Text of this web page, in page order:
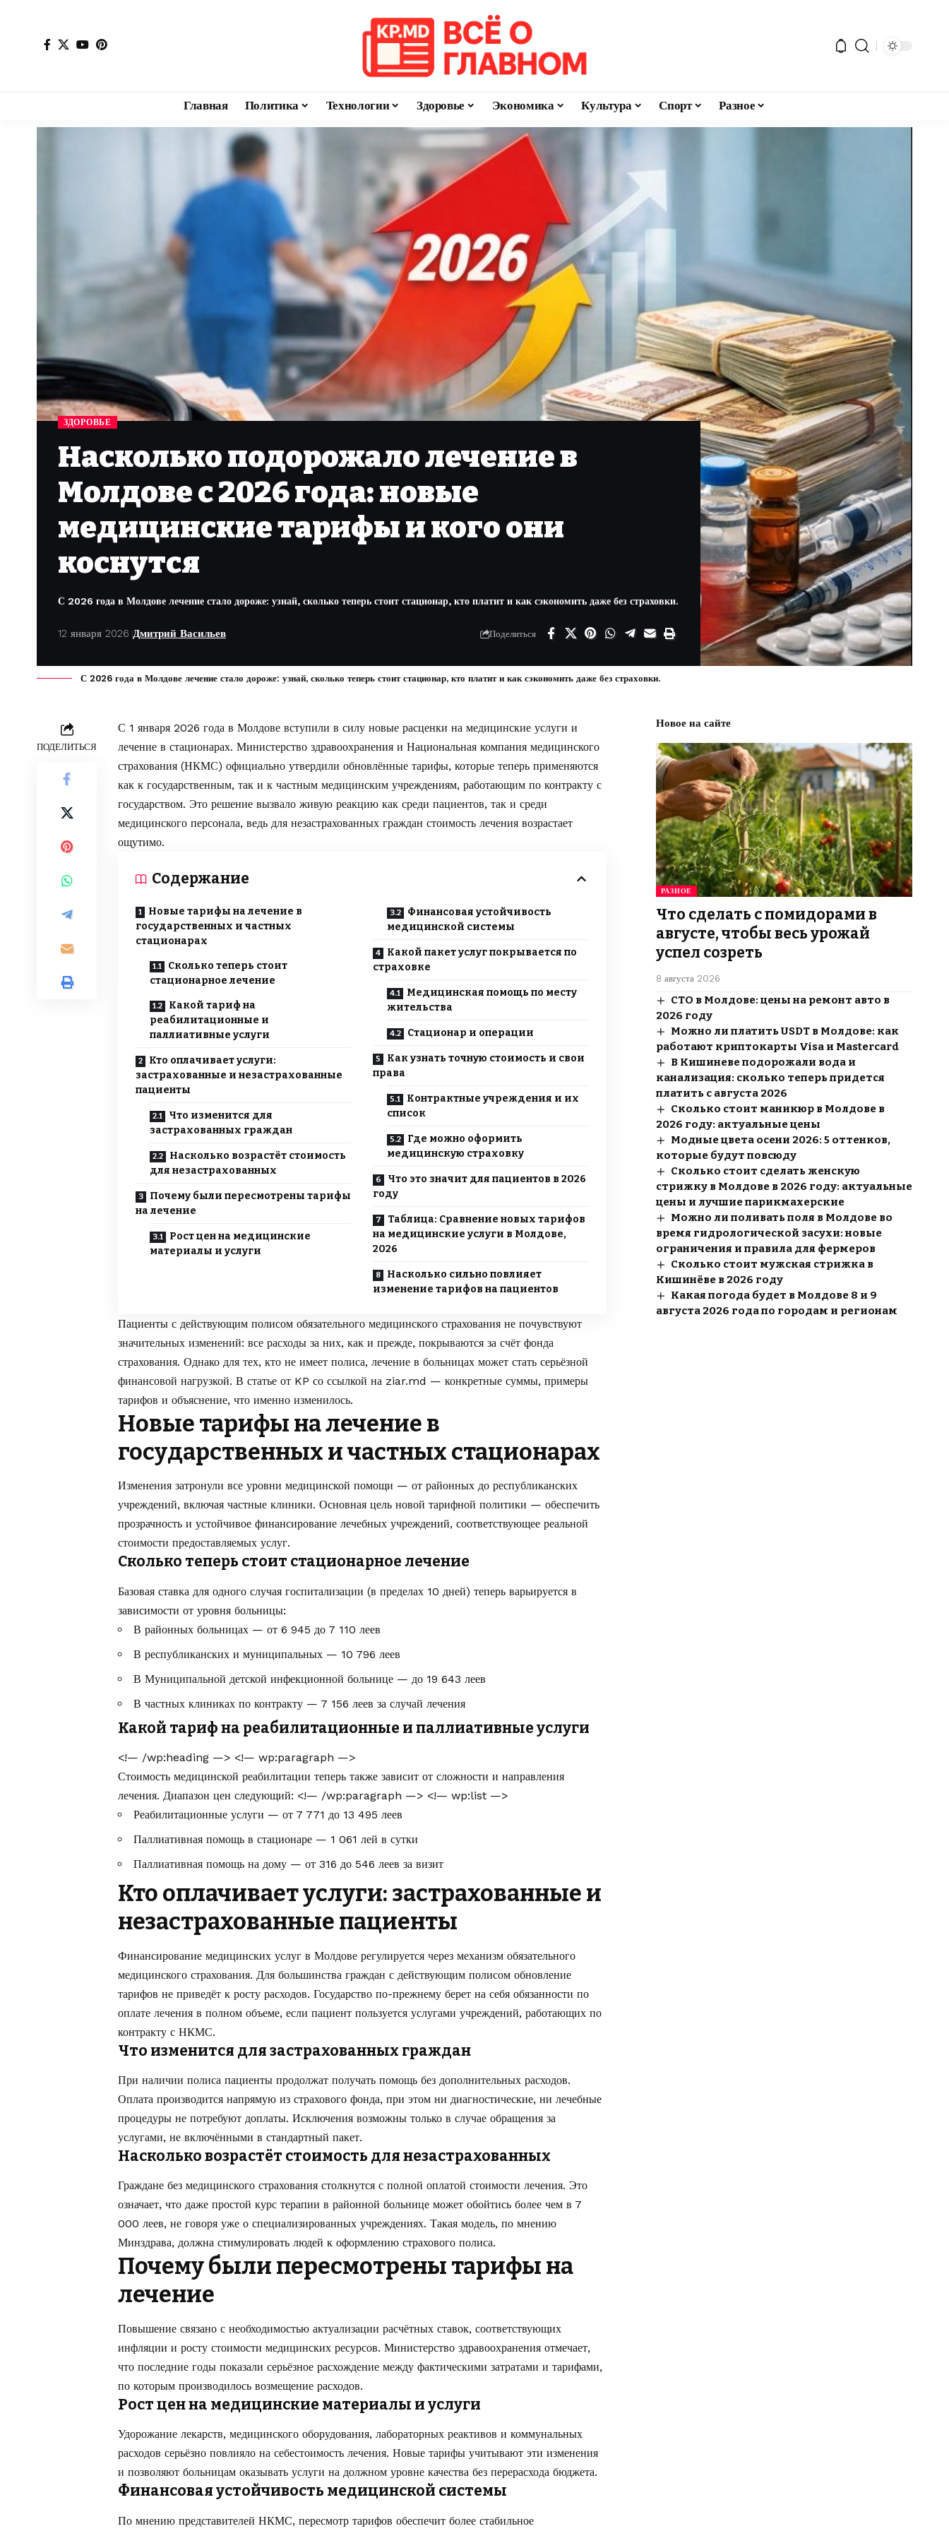
Главная Политика Технологии Здоровье Экономика Культура Спорт Разное
ЗДОРОВЬЕ
Насколько подорожало лечение в
Молдове с 2026 года: новые
медицинские тарифы и кого они
коснутся
С 2026 года в Молдове лечение стало дороже: узнай, сколько теперь стоит стационар, кто платит и как сэкономить даже без страховки.
12 января 2026 Дмитрий Васильев Поделиться
С 2026 года в Молдове лечение стало дороже: узнай, сколько теперь стоит стационар, кто платит и как сэкономить даже без страховки.
ПОДЕЛИТЬСЯ
С 1 января 2026 года в Молдове вступили в силу новые расценки на медицинские услуги и
лечение в стационарах. Министерство здравоохранения и Национальная компания медицинского
страхования (НКМС) официально утвердили обновлённые тарифы, которые теперь применяются
как к государственным, так и к частным медицинским учреждениям, работающим по контракту с
государством. Это решение вызвало живую реакцию как среди пациентов, так и среди
медицинского персонала, ведь для незастрахованных граждан стоимость лечения возрастает
ощутимо.
Содержание
Новые тарифы на лечение в
государственных и частных
стационарах
Сколько теперь стоит
стационарное лечение
Какой тариф на
реабилитационные и
паллиативные услуги
Кто оплачивает услуги:
застрахованные и незастрахованные
пациенты
Что изменится для
застрахованных граждан
Насколько возрастёт стоимость
для незастрахованных
Почему были пересмотрены тарифы
на лечение
Рост цен на медицинские
материалы и услуги
Финансовая устойчивость
медицинской системы
Какой пакет услуг покрывается по
страховке
Медицинская помощь по месту
жительства
Стационар и операции
Как узнать точную стоимость и свои
права
Контрактные учреждения и их
список
Где можно оформить
медицинскую страховку
Что это значит для пациентов в 2026
году
Таблица: Сравнение новых тарифов
на медицинские услуги в Молдове,
2026
Насколько сильно повлияет
изменение тарифов на пациентов
Пациенты с действующим полисом обязательного медицинского страхования не почувствуют
значительных изменений: все расходы за них, как и прежде, покрываются за счёт фонда
страхования. Однако для тех, кто не имеет полиса, лечение в больницах может стать серьёзной
финансовой нагрузкой. В статье от KP со ссылкой на ziar.md — конкретные суммы, примеры
тарифов и объяснение, что именно изменилось.
Новые тарифы на лечение в
государственных и частных стационарах
Изменения затронули все уровни медицинской помощи — от районных до республиканских
учреждений, включая частные клиники. Основная цель новой тарифной политики — обеспечить
прозрачность и устойчивое финансирование лечебных учреждений, соответствующее реальной
стоимости предоставляемых услуг.
Сколько теперь стоит стационарное лечение
Базовая ставка для одного случая госпитализации (в пределах 10 дней) теперь варьируется в
зависимости от уровня больницы:
В районных больницах — от 6 945 до 7 110 леев
В республиканских и муниципальных — 10 796 леев
В Муниципальной детской инфекционной больнице — до 19 643 леев
В частных клиниках по контракту — 7 156 леев за случай лечения
Какой тариф на реабилитационные и паллиативные услуги
<!— /wp:heading —> <!— wp:paragraph —>
Стоимость медицинской реабилитации теперь также зависит от сложности и направления
лечения. Диапазон цен следующий: <!— /wp:paragraph —> <!— wp:list —>
Реабилитационные услуги — от 7 771 до 13 495 леев
Паллиативная помощь в стационаре — 1 061 лей в сутки
Паллиативная помощь на дому — от 316 до 546 леев за визит
Кто оплачивает услуги: застрахованные и
незастрахованные пациенты
Финансирование медицинских услуг в Молдове регулируется через механизм обязательного
медицинского страхования. Для большинства граждан с действующим полисом обновление
тарифов не приведёт к росту расходов. Государство по-прежнему берет на себя обязанности по
оплате лечения в полном объеме, если пациент пользуется услугами учреждений, работающих по
контракту с НКМС.
Что изменится для застрахованных граждан
При наличии полиса пациенты продолжат получать помощь без дополнительных расходов.
Оплата производится напрямую из страхового фонда, при этом ни диагностические, ни лечебные
процедуры не потребуют доплаты. Исключения возможны только в случае обращения за
услугами, не включёнными в стандартный пакет.
Насколько возрастёт стоимость для незастрахованных
Граждане без медицинского страхования столкнутся с полной оплатой стоимости лечения. Это
означает, что даже простой курс терапии в районной больнице может обойтись более чем в 7
000 леев, не говоря уже о специализированных учреждениях. Такая модель, по мнению
Минздрава, должна стимулировать людей к оформлению страхового полиса.
Почему были пересмотрены тарифы на
лечение
Повышение связано с необходимостью актуализации расчётных ставок, соответствующих
инфляции и росту стоимости медицинских ресурсов. Министерство здравоохранения отмечает,
что последние годы показали серьёзное расхождение между фактическими затратами и тарифами,
по которым производилось возмещение расходов.
Рост цен на медицинские материалы и услуги
Удорожание лекарств, медицинского оборудования, лабораторных реактивов и коммунальных
расходов серьёзно повлияло на себестоимость лечения. Новые тарифы учитывают эти изменения
и позволяют больницам оказывать услуги на должном уровне качества без перерасхода бюджета.
Финансовая устойчивость медицинской системы
По мнению представителей НКМС, пересмотр тарифов обеспечит более стабильное
Новое на сайте
РАЗНОЕ
Что сделать с помидорами в
августе, чтобы весь урожай
успел созреть
8 августа 2026
СТО в Молдове: цены на ремонт авто в
2026 году
Можно ли платить USDT в Молдове: как
работают криптокарты Visa и Mastercard
В Кишиневе подорожали вода и
канализация: сколько теперь придется
платить с августа 2026
Сколько стоит маникюр в Молдове в
2026 году: актуальные цены
Модные цвета осени 2026: 5 оттенков,
которые будут повсюду
Сколько стоит сделать женскую
стрижку в Молдове в 2026 году: актуальные
цены и лучшие парикмахерские
Можно ли поливать поля в Молдове во
время гидрологической засухи: новые
ограничения и правила для фермеров
Сколько стоит мужская стрижка в
Кишинёве в 2026 году
Какая погода будет в Молдове 8 и 9
августа 2026 года по городам и регионам